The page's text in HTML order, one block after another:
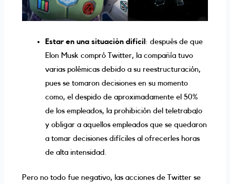
Estar en una situación difícil : después de que
Elon Musk compró Twitter, la compañía tuvo
varias polémicas debido a su reestructuración,
pues se tomaron decisiones en su momento
como, el despido de aproximadamente el 50%
de los empleados, la prohibición del teletrabajo
y obligar a aquellos empleados que se quedaron
a tomar decisiones difíciles al ofrecerles horas
de alta intensidad.
Pero no todo fue negativo, las acciones de Twitter se